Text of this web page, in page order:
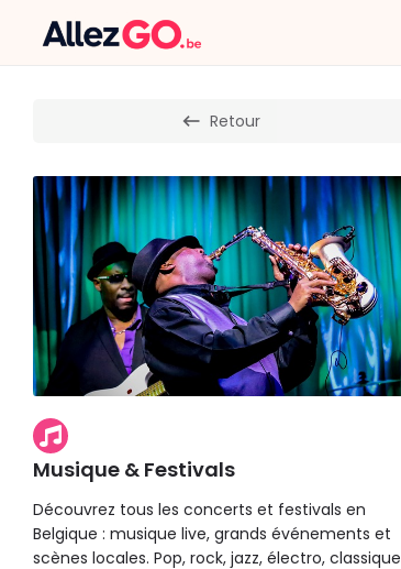
Retour
Musique & Festivals
Découvrez tous les concerts et festivals en
Belgique : musique live, grands événements et
scènes locales. Pop, rock, jazz, électro, classique